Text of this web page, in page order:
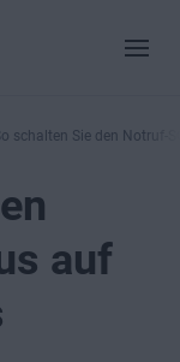
schalten Sie den Notruf-
auf